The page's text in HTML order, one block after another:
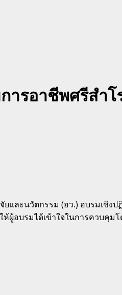
ารอาชีพศรีสำ
ละนวัตกรรม (อว.) อบรมเชิงป
ผู้อบรมได้เข้าใจในการควบคุมโ